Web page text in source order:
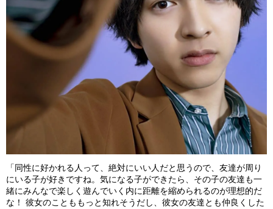
「同性に好かれる人って、絶対にいい人だと思うので、友達が周り
にいる子が好きですね。気になる子ができたら、その子の友達も一
緒にみんなで楽しく遊んでいく内に距離を縮められるのが理想的だ
な！ 彼女のことももっと知れそうだし、彼女の友達とも仲良くした